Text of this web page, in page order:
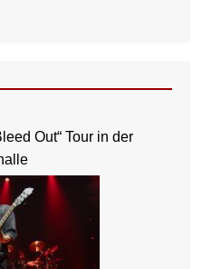
Out“ Tour in der